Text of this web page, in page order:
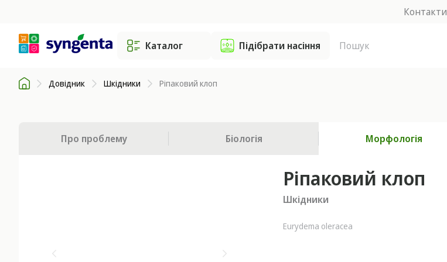
Контакти
Каталог Підібрати насіння
Довідник Шкідники Ріпаковий клоп
Про проблему Біологія Морфологія
Ріпаковий клоп
Шкідники
Eurydema oleracea